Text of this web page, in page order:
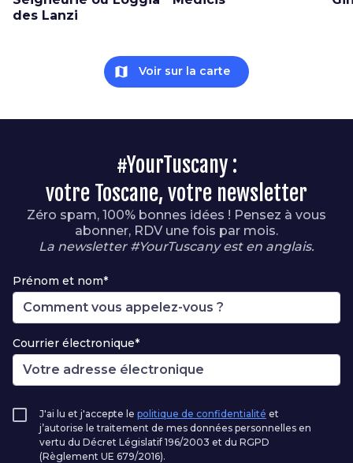
des Lanzi
map Voir sur la carte
#YourTuscany :
votre Toscane, votre newsletter
Zéro spam, 100% bonnes idées ! Pensez à vous
abonner, RDV une fois par mois.
La newsletter #YourTuscany est en anglais.
Prénom et nom*
Courrier électronique*
J'ai lu et j'accepte le politique de confidentialité et
j’autorise le traitement de mes données personnelles en
vertu du Décret Législatif 196/2003 et du RGPD
(Règlement UE 679/2016).